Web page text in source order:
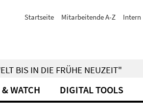
Startseite Mitarbeitende A-Z Intern
BIS IN DIE FRÜHE NEUZEIT"
WATCH DIGITAL TOOLS